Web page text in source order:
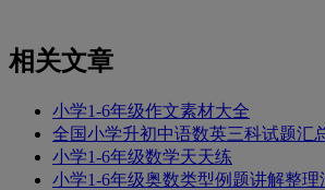
相关文章
小学1-6年级作文素材大全
全国小学升初中语数英三科试题汇
小学1-6年级数学天天练
小学1-6年级奥数类型例题讲解整理